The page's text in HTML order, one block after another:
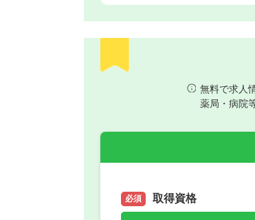
無料で求人
薬局・病院
必須 取得資格